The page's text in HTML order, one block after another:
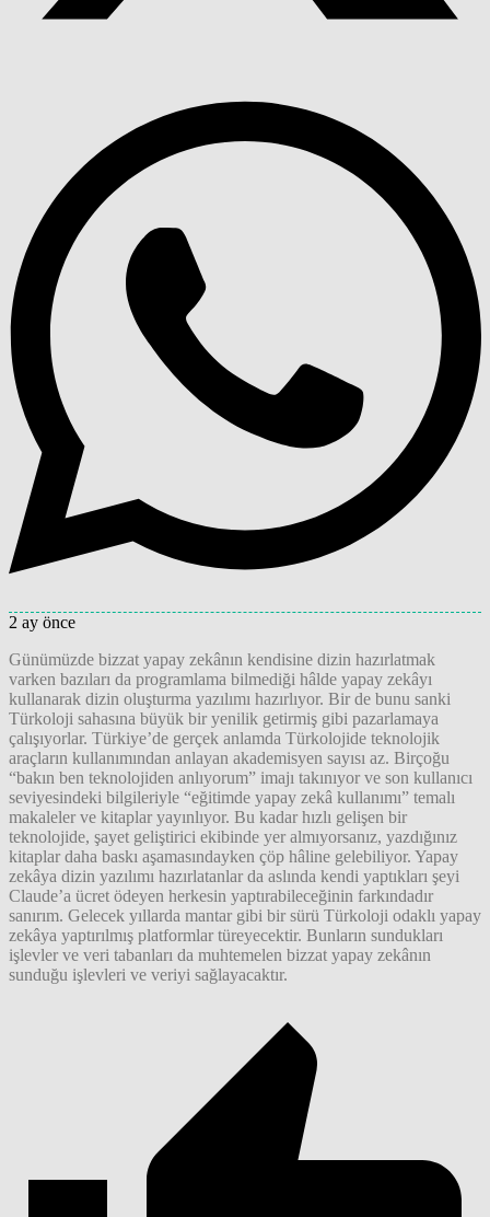
2 ay önce
Günümüzde bizzat yapay zekânın kendisine dizin hazırlatmak
varken bazıları da programlama bilmediği hâlde yapay zekâyı
kullanarak dizin oluşturma yazılımı hazırlıyor. Bir de bunu sanki
Türkoloji sahasına büyük bir yenilik getirmiş gibi pazarlamaya
çalışıyorlar. Türkiye’de gerçek anlamda Türkolojide teknolojik
araçların kullanımından anlayan akademisyen sayısı az. Birçoğu
“bakın ben teknolojiden anlıyorum” imajı takınıyor ve son kullanıcı
seviyesindeki bilgileriyle “eğitimde yapay zekâ kullanımı” temalı
makaleler ve kitaplar yayınlıyor. Bu kadar hızlı gelişen bir
teknolojide, şayet geliştirici ekibinde yer almıyorsanız, yazdığınız
kitaplar daha baskı aşamasındayken çöp hâline gelebiliyor. Yapay
zekâya dizin yazılımı hazırlatanlar da aslında kendi yaptıkları şeyi
Claude’a ücret ödeyen herkesin yaptırabileceğinin farkındadır
sanırım. Gelecek yıllarda mantar gibi bir sürü Türkoloji odaklı yapay
zekâya yaptırılmış platformlar türeyecektir. Bunların sundukları
işlevler ve veri tabanları da muhtemelen bizzat yapay zekânın
sunduğu işlevleri ve veriyi sağlayacaktır.